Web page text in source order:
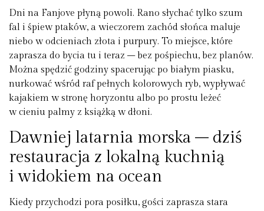
Dni na Fanjove płyną powoli. Rano słychać tylko szum
fal i śpiew ptaków, a wieczorem zachód słońca maluje
niebo w odcieniach złota i purpury. To miejsce, które
zaprasza do bycia tu i teraz – bez pośpiechu, bez planów.
Można spędzić godziny spacerując po białym piasku,
nurkować wśród raf pełnych kolorowych ryb, wypływać
kajakiem w stronę horyzontu albo po prostu leżeć
w cieniu palmy z książką w dłoni.
Dawniej latarnia morska – dziś
restauracja z lokalną kuchnią
i widokiem na ocean
Kiedy przychodzi pora posiłku, gości zaprasza stara